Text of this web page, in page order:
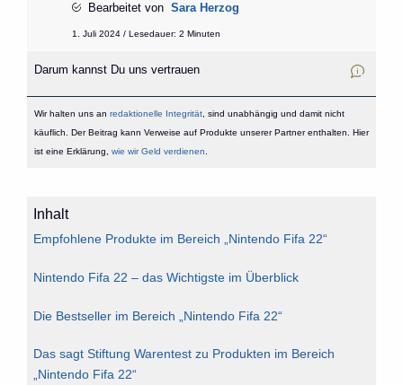
Bearbeitet von Sara Herzog
1. Juli 2024 / Lesedauer: 2 Minuten
Darum kannst Du uns vertrauen
Wir halten uns an redaktionelle Integrität, sind unabhängig und damit nicht
käuflich. Der Beitrag kann Verweise auf Produkte unserer Partner enthalten. Hier
ist eine Erklärung, wie wir Geld verdienen
Inhalt
Empfohlene Produkte im Bereich „Nintendo Fifa 22“
Nintendo Fifa 22 – das Wichtigste im Überblick
Die Bestseller im Bereich „Nintendo Fifa 22“
Das sagt Stiftung Warentest zu Produkten im Bereich
„Nintendo Fifa 22“